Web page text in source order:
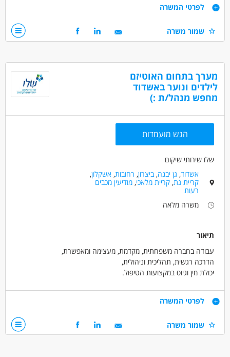
• זיהוי הזדמנויות עסקיות והובלת צמיחה בשוק תחרותי ודינמי
דרישות
אם אתם מחפשים את האתגר הבא שלכם ורוצים להיות חלק מצוות
מקצועי עם השפעה אמיתית על צמיחת הפעילות נשמח להכיר.
מעל שנה ניסיון
לפרטי המשרה
שמור משרה
מערך בתחום האוטיזם
לילדים ונוער באשדוד
מחפש מנהל/ת :)
הגש מועמדות
שלו שירותי שיקום
אשדוד, גן יבנה,ביצרון, רחובות,אשקלון,
קריית גת,קריית מלאכי,מודיעין מכבים
רעות
משרה מלאה
תיאור
עבודה בחברה משפחתית, מקדמת, מעצימה ומאפשרת,
הדרכה רגשית, תהליכית וניהולית,
יכולת מין וגיוס במקצועות הטיפול.
תפקיד המנהל/ת:
להוביל את המסגרת כמרחב בטוח ומקדם עבור הילדים והנוער.
עיקרי התפקיד :
הדרכה רגשית, תהליכית וניהולית,
דרישות
תואר ראשון במקצועות הטיפול/ניהול - חובה,
ניסיון של לפחות שנתיים בניהול-חובה,
לפרטי המשרה
שמור משרה